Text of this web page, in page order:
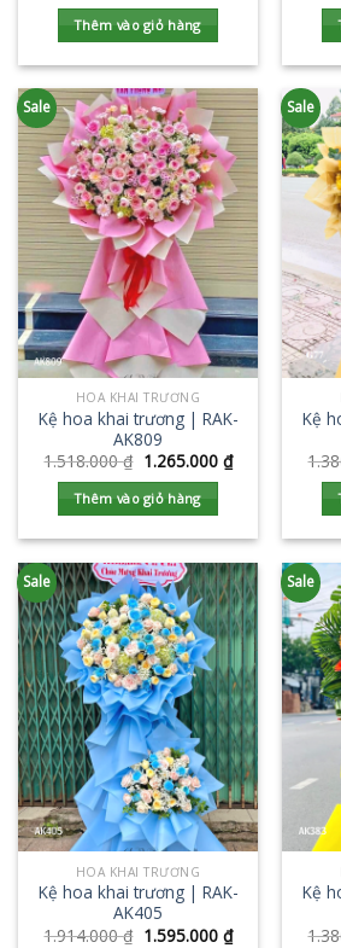
Thêm vào giỏ hàng
Sale
HOA KHAI TRƯƠNG
Kệ hoa khai trương | RAK-
AK809
1.518.000₫ 1.265.000 ₫
Thêm vào giỏ hàng
Sale
Kệ
Sale
HOA KHAI TRƯƠNG
Kệ hoa khai trương | RAK-
AK405
1.914.000₫ 1.595.000 ₫
Sale
Kệ